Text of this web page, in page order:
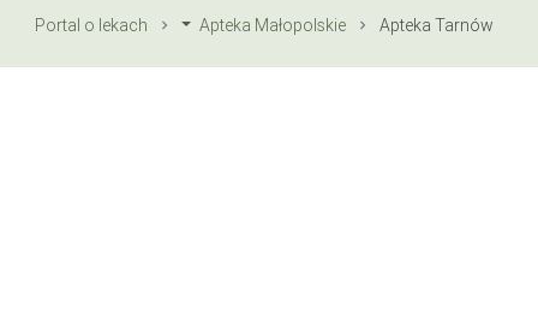
Portal o lekach Apteka Małopolskie Apteka Tarnów